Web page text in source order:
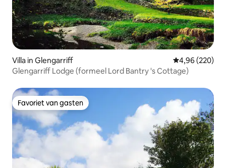
Villa in Glengarriff Gemiddelde
4,96 (220)
Glengarriff Lodge (formeel Lord Bantry 's Cottage)
Favoriet van gasten
Favoriet van gasten